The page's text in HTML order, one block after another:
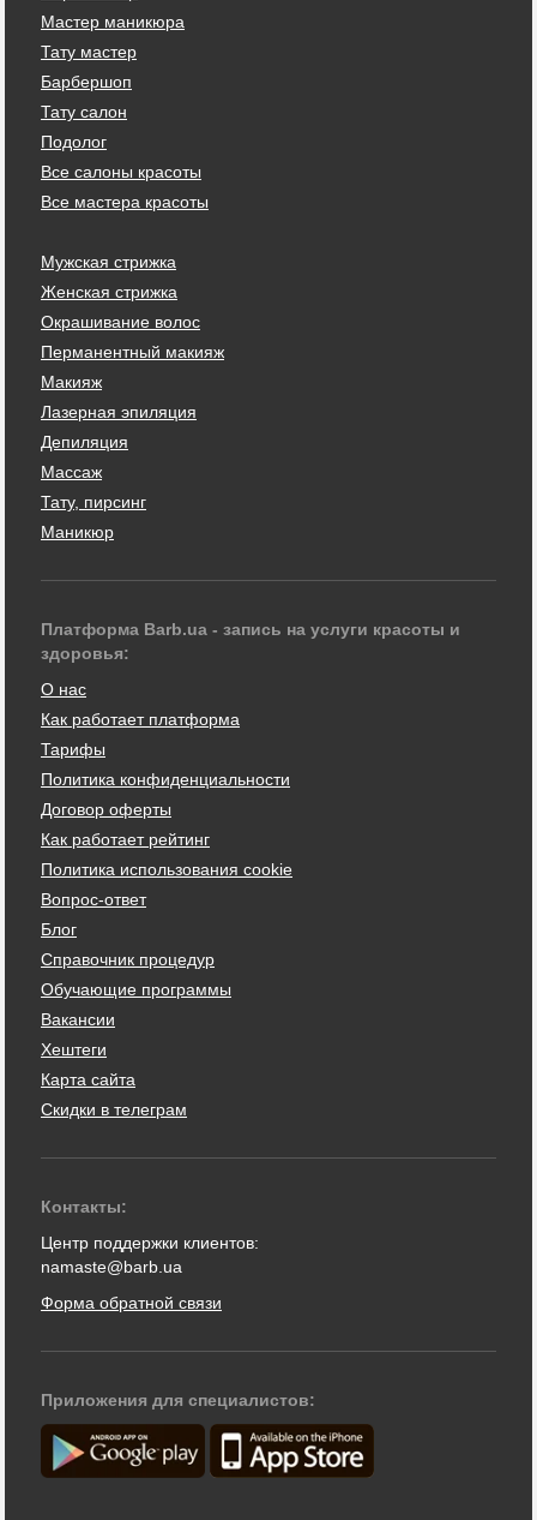
Мастер маникюра
Тату мастер
Барбершоп
Тату салон
Подолог
Все салоны красоты
Все мастера красоты
Мужская стрижка
Женская стрижка
Окрашивание волос
Перманентный макияж
Макияж
Лазерная эпиляция
Депиляция
Массаж
Тату, пирсинг
Маникюр
Платформа Barb.ua - запись на услуги красоты и
здоровья:
О нас
Как работает платформа
Тарифы
Политика конфиденциальности
Договор оферты
Как работает рейтинг
Политика использования cookie
Вопрос-ответ
Блог
Справочник процедур
Обучающие программы
Вакансии
Хештеги
Карта сайта
Скидки в телеграм
Контакты:
Центр поддержки клиентов:
namaste@barb.ua
Форма обратной связи
Приложения для специалистов: